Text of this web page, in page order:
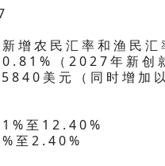
增农民汇率和渔民汇
（2027年新创
美元（同时增加
至12.40%
至2.40%